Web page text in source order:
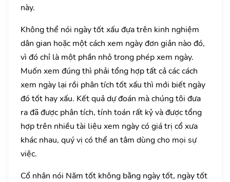
này.
Không thể nói ngày tốt xấu đựa trên kinh nghiệm
dân gian hoặc một cách xem ngày đơn giản nào đó,
vì đó chỉ là một phần nhỏ trong phép xem ngày.
Muốn xem đúng thì phải tổng hợp tất cả các cách
xem ngày lại rồi phân tích tốt xấu thì mới biết ngày
đó tốt hay xấu. Kết quả dự đoán mà chúng tôi đưa
ra đã được phân tích, tính toán rất kỷ và được tổng
hợp trên nhiều tài liệu xem ngày có giá trị cổ xưa
khác nhau, quý vị có thể an tâm dùng cho mọi sự
việc.
Cổ nhân nói Năm tốt không bằng ngày tốt, ngày tốt